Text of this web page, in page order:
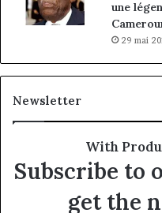
une
29 mai
Newsletter
With
Subscribe to
get the